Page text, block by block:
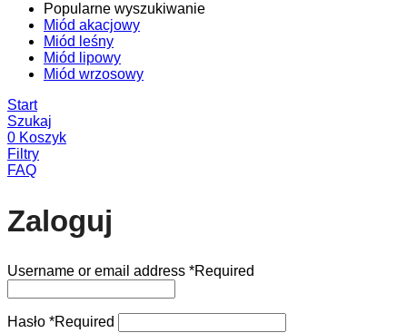
Popularne wyszukiwanie
Miód akacjowy
Miód leśny
Miód lipowy
Miód wrzosowy
Start
Szukaj
0 Koszyk
Filtry
FAQ
Zaloguj
Username or email address *Required
Hasło *Required